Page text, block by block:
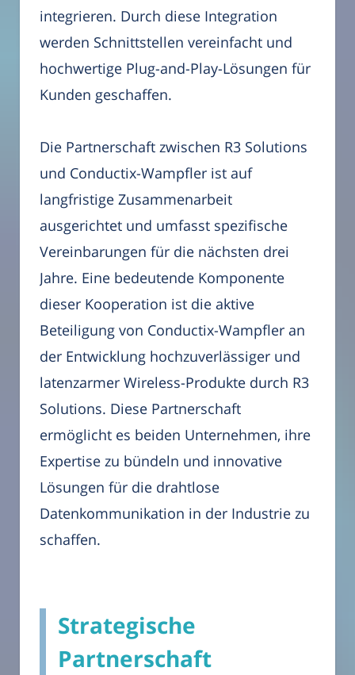
integrieren. Durch diese Integration
werden Schnittstellen vereinfacht und
hochwertige Plug-and-Play-Lösungen für
Kunden geschaffen.
Die Partnerschaft zwischen R3 Solutions
und Conductix-Wampfler ist auf
langfristige Zusammenarbeit
ausgerichtet und umfasst spezifische
Vereinbarungen für die nächsten drei
Jahre. Eine bedeutende Komponente
dieser Kooperation ist die aktive
Beteiligung von Conductix-Wampfler an
der Entwicklung hochzuverlässiger und
latenzarmer Wireless-Produkte durch R3
Solutions. Diese Partnerschaft
ermöglicht es beiden Unternehmen, ihre
Expertise zu bündeln und innovative
Lösungen für die drahtlose
Datenkommunikation in der Industrie zu
schaffen.
Strategische
Partnerschaft